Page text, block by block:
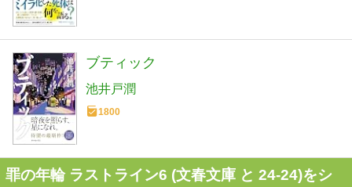
ブティック
池井戸潤
1800
罪の年輪 ラストライン6 (文春文庫 と 24-24)をシ